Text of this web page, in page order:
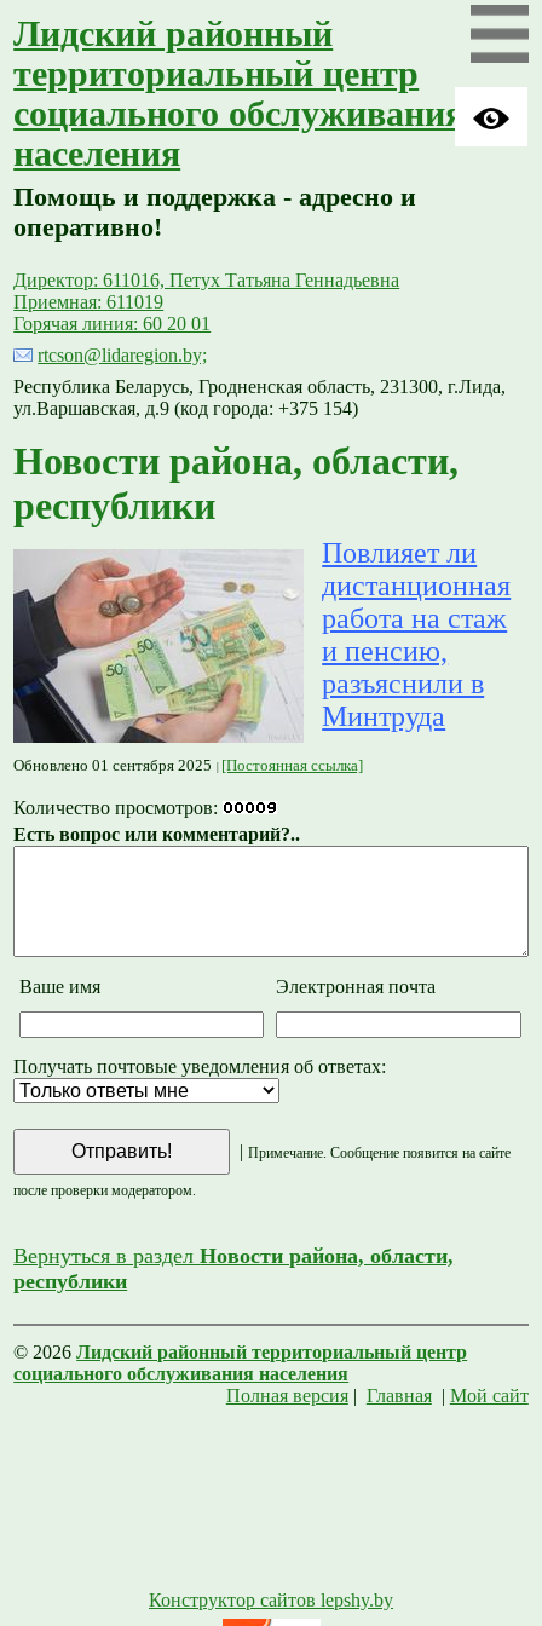
Лидский районный
территориальный центр
социального обслуживания
населения
Помощь и поддержка - адресно и
оперативно!
Директор: 611016, Петух Татьяна Геннадьевна
Приемная: 611019
Горячая линия: 60 20 01
rtcson@lidaregion.by;
Республика Беларусь, Гродненская область, 231300, г.Лида,
ул.Варшавская, д.9 (код города: +375 154)
Новости района, области,
республики
Повлияет ли
дистанционная
работа на стаж
и пенсию,
разъяснили в
Минтруда
Обновлено 01 сентября 2025 [Постоянная ссылка]
Количество просмотров:
Есть вопрос или комментарий?..
Ваше имя Электронная почта
Получать почтовые уведомления об ответах:
| Примечание. Сообщение появится на сайте
после проверки модератором.
Вернуться в разделНовости района, области,
республики
© 2026Лидский районный территориальный центр
социального обслуживания населения
Полная версия| Главная| Мой сайт
Конструктор сайтов lepshy.by